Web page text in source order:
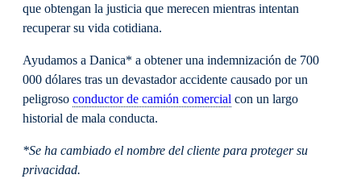
que obtengan la justicia que merecen mientras intentan
recuperar su vida cotidiana.
Ayudamos a Danica* a obtener una indemnización de 700
000 dólares tras un devastador accidente causado por un
peligroso conductor de camión comercial con un largo
historial de mala conducta.
*Se ha cambiado el nombre del cliente para proteger su
privacidad.